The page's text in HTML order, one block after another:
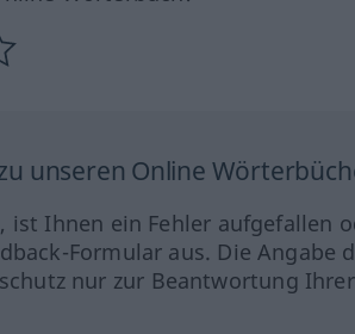
unseren Online
ist Ihnen ein Fehler aufgefallen
Formular aus. Die
nur zur Beantwortung